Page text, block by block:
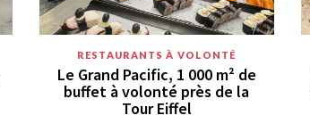
RESTAURANTS À VOLONTÉ
Le Grand Pacific, 1 000 m² de
buffet à volonté près de la
Tour Eiffel